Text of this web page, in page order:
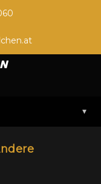
▾